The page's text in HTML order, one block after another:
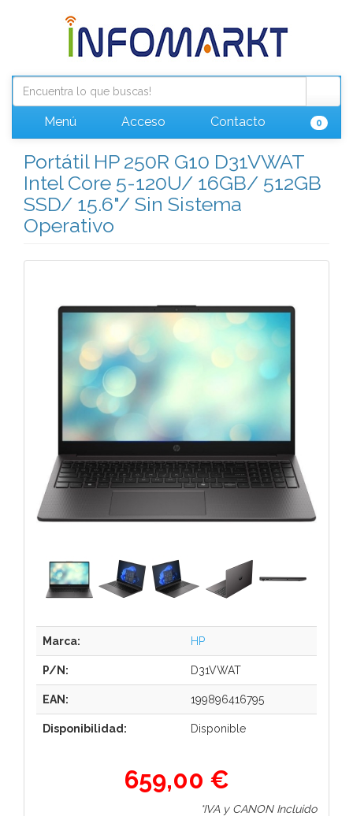
Menú Acceso Contacto 0
Portátil HP 250R G10 D31VWAT
Intel Core 5-120U/ 16GB/ 512GB
SSD/ 15.6"/ Sin Sistema
Operativo
Marca: HP
P/N: D31VWAT
EAN: 199896416795
Disponibilidad: Disponible
659,00 €
*IVA y CANON Incluido